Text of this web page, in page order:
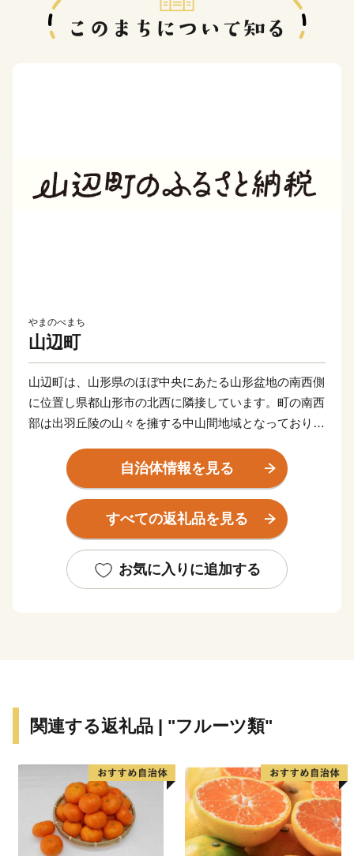
やまのべまち
山辺町
山辺町は、⼭形県のほぼ中央にあたる⼭形盆地の南⻄側
に位置し県都⼭形市の北⻄に隣接しています。町の南⻄
部は出⽻丘陵の⼭々を擁する中⼭間地域となっており、
⾃然景観をつくりだしています。町の北東部は市街地を
形成し、南北に流れる須川に向かってなだらかな東傾斜
となっており、市街地周辺では盆地特有の寒暖差や肥沃
な土壌を活かした稲作や果樹栽培が盛んとなっていま
自治体情報を見る
すべての返礼品を見る
お気に入りに追加する
関連する返礼品 | "フルーツ類"